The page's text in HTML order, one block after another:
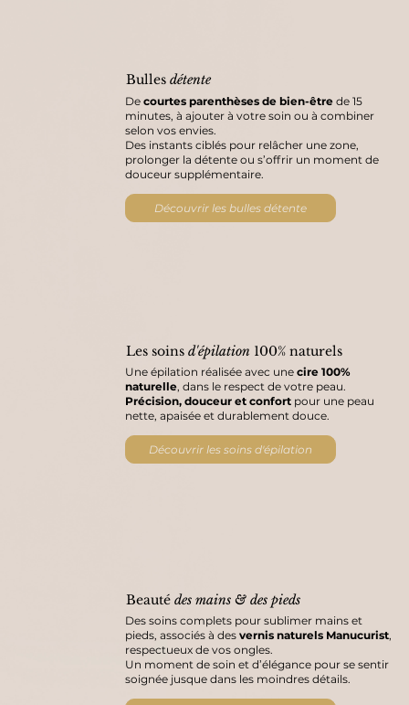
Bulles détente
Decourtes parenthèses de bien-êtrede 15
minutes, à ajouter à votre soin ou à combiner
selon vos envies.
Des instants ciblés pour relâcher une zone,
prolonger la détente ou s’offrir un moment de
douceur supplémentaire.
Découvrir les bulles détente
Les soins d'épilation 100% naturels
Une épilation réalisée avec unecire 100%
naturelle, dans le respect de votre peau.
Précision, douceur et confort pour une peau
nette, apaisée et durablement douce.
Découvrir les soins d'épilation
Beauté des mains & des pieds
Des soins complets pour sublimer mains et
pieds, associés à desvernis naturels Manucurist,
respectueux de vos ongles.
Un moment de soin et d’élégance pour se sentir
soignée jusque dans les moindres détails.